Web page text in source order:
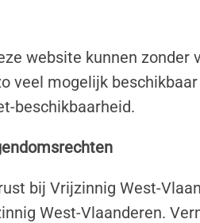
website kunnen
veel mogelijk
beschikbaarheid.
bij Vrijzinnig West-
West-Vlaanderen.